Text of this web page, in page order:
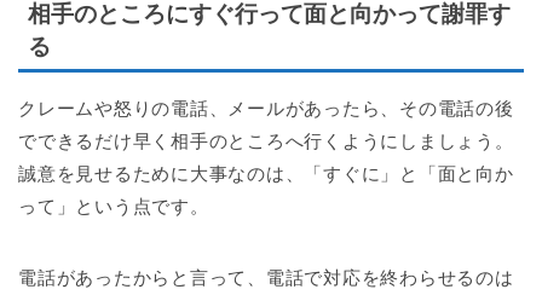
相手のところにすぐ行って面と向かって謝罪す
る
クレームや怒りの電話、メールがあったら、その電話の後
でできるだけ早く相手のところへ行くようにしましょう。
誠意を見せるために大事なのは、「すぐに」と「面と向か
って」という点です。
電話があったからと言って、電話で対応を終わらせるのは